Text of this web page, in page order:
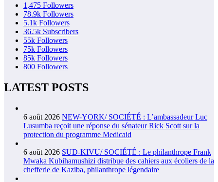
1,475 Followers
78.9k Followers
5.1k Followers
36.5k Subscribers
55k Followers
75k Followers
85k Followers
800 Followers
LATEST POSTS
6 août 2026 NEW-YORK/ SOCIÉTÉ : L’ambassadeur Luc
Lusumba reçoit une réponse du sénateur Rick Scott sur la
protection du programme Medicaid
6 août 2026 SUD-KIVU/ SOCIÉTÉ : Le philanthrope Frank
Mwaka Kubihamushizi distribue des cahiers aux écoliers de la
chefferie de Kaziba, philanthrope légendaire